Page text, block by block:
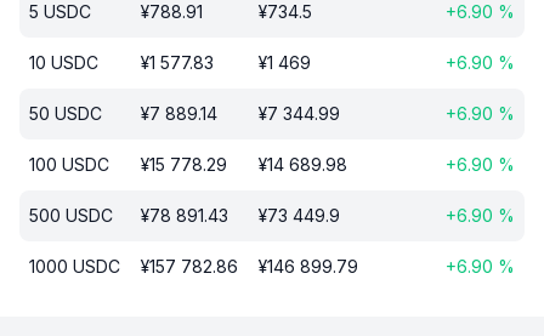
5 USDC ¥788.91 ¥734.5 +6.90 %
10 USDC ¥1 577.83 ¥1 469 +6.90 %
50 USDC ¥7 889.14 ¥7 344.99 +6.90 %
100 USDC ¥15 778.29 ¥14 689.98 +6.90 %
500 USDC ¥78 891.43 ¥73 449.9 +6.90 %
1000 USDC ¥157 782.86 ¥146 899.79 +6.90 %